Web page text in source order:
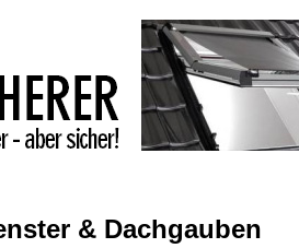
& Dachgauben